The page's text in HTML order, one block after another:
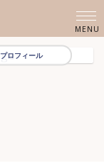
プロフィール